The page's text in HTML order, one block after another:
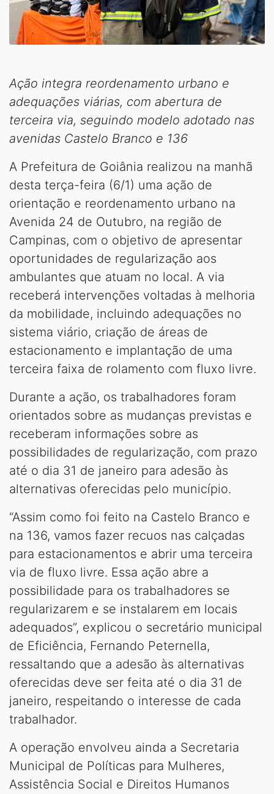
Ação integra reordenamento urbano e
adequações viárias, com abertura de
terceira via, seguindo modelo adotado nas
avenidas Castelo Branco e 136
A Prefeitura de Goiânia realizou na manhã
desta terça-feira (6/1) uma ação de
orientação e reordenamento urbano na
Avenida 24 de Outubro, na região de
Campinas, com o objetivo de apresentar
oportunidades de regularização aos
ambulantes que atuam no local. A via
receberá intervenções voltadas à melhoria
da mobilidade, incluindo adequações no
sistema viário, criação de áreas de
estacionamento e implantação de uma
terceira faixa de rolamento com fluxo livre.
Durante a ação, os trabalhadores foram
orientados sobre as mudanças previstas e
receberam informações sobre as
possibilidades de regularização, com prazo
até o dia 31 de janeiro para adesão às
alternativas oferecidas pelo município.
“Assim como foi feito na Castelo Branco e
na 136, vamos fazer recuos nas calçadas
para estacionamentos e abrir uma terceira
via de fluxo livre. Essa ação abre a
possibilidade para os trabalhadores se
regularizarem e se instalarem em locais
adequados”, explicou o secretário municipal
de Eficiência, Fernando Peternella,
ressaltando que a adesão às alternativas
oferecidas deve ser feita até o dia 31 de
janeiro, respeitando o interesse de cada
trabalhador.
A operação envolveu ainda a Secretaria
Municipal de Políticas para Mulheres,
Assistência Social e Direitos Humanos